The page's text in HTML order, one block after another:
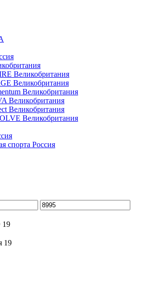
Великобритания
Великобритания
Великобритания
Великобритания
Великобритания
Великобритания
спорта Россия
19
19